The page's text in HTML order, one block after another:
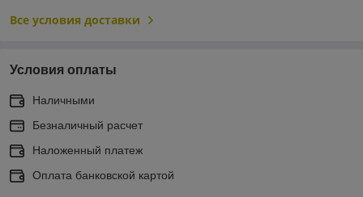
Все условия доставки
Условия оплаты
Наличными
Безналичный расчет
Наложенный платеж
Оплата банковской картой